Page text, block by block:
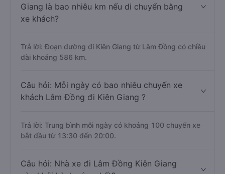
Giang là bao nhiêu km nếu di chuyển bằng
xe khách?
Trả lời: Đoạn đường đi Kiên Giang từ Lâm Đồng có chiều
dài khoảng 586 km.
Câu hỏi: Mỗi ngày có bao nhiêu chuyến xe
khách Lâm Đồng đi Kiên Giang ?
Trả lời: Trung bình mỗi ngày có khoảng 100 chuyến xe
bắt đầu từ 13:30 đến 20:00.
Câu hỏi: Nhà xe đi Lâm Đồng Kiên Giang